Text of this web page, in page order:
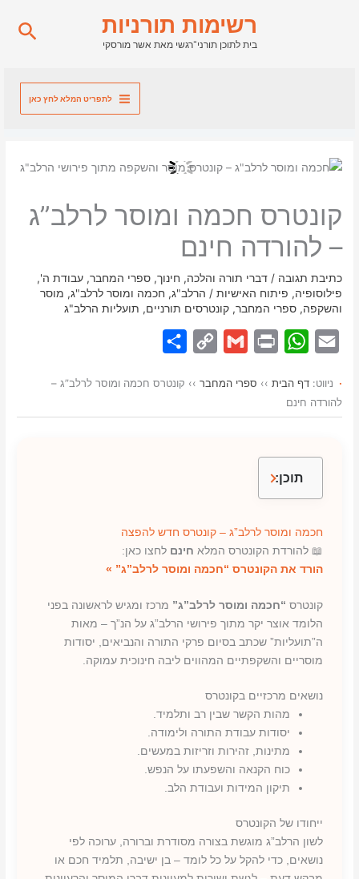
רשימות תורניות
בית לתוכן תורני־רגשי מאת אשר מורסקי
לתפריט המלא לחץ כאן
קונטרס חכמה ומוסר לרלב”ג
– להורדה חינם
כתיבת תגובה /דברי תורה והלכה, חינוך,ספרי המחבר,עבודת ה',
פילוסופיה, פיתוח האישיות / הרלב"ג, חכמה ומוסר לרלב"ג, מוסר
והשקפה,ספרי המחבר,קונטרסים תורניים, תועליות הרלב"ג
a
i
W
a
t
A
p
i
n
G
a
i
p
y
a
r
ניווט:דף הבית ›› ספרי המחבר ›› קונטרס חכמה ומוסר לרלב”ג –
להורדה חינם
תוכן:
חכמה ומוסר לרלב”ג – קונטרס חדש להפצה
📖 להורדת הקונטרס המלא חינם לחצו כאן:
הורד את הקונטרס “חכמה ומוסר לרלב”ג” »
קונטרס “חכמה ומוסר לרלב”ג” מרכז ומגיש לראשונה בפני
הלומד אוצר יקר מתוך פירושי הרלב”ג על הנ”ך – מאות
ה”תועליות” שכתב בסיום פרקי התורה והנביאים, יסודות
מוסריים והשקפתיים המהווים ליבה חינוכית עמוקה.
נושאים מרכזיים בקונטרס
מהות הקשר שבין רב ותלמיד.
יסודות עבודת התורה ולימודה.
מתינות, זהירות וזריזות במעשים.
כוח הקנאה והשפעתו על הנפש.
תיקון המידות ועבודת הלב.
ייחודו של הקונטרס
לשון הרלב”ג מוגשת בצורה מסודרת וברורה, ערוכה לפי
נושאים, כדי להקל על כל לומד – בן ישיבה, תלמיד חכם או